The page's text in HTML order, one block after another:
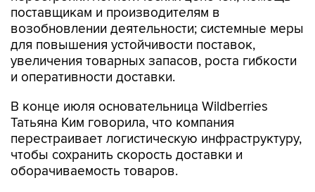
поставщикам и производителям в
возобновлении деятельности; системные меры
для повышения устойчивости поставок,
увеличения товарных запасов, роста гибкости
и оперативности доставки.
В конце июля основательница Wildberries
Татьяна Ким говорила, что компания
перестраивает логистическую инфраструктуру,
чтобы сохранить скорость доставки и
оборачиваемость товаров.